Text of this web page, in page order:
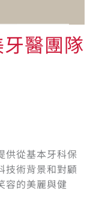
醫團隊
供從基本牙科保
技術背景和對顧
容的美麗與健